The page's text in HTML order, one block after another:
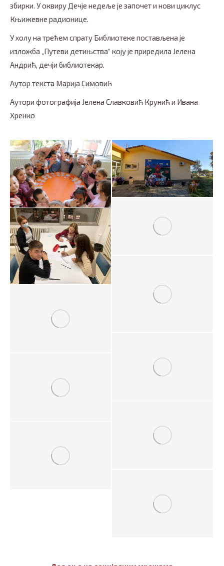
збирки. У оквиру Дечје недеље је започет и нови циклус
Књижевне радионице.
У холу на трећем спрату Библиотеке постављена је
изложба „Путеви детињства“ коју је приредила Јелена
Андрић, дечји библиотекар.
Аутор текста Марија Симовић
Aутори фотографија Јелена Славковић Крунић и Ивана
Хренко